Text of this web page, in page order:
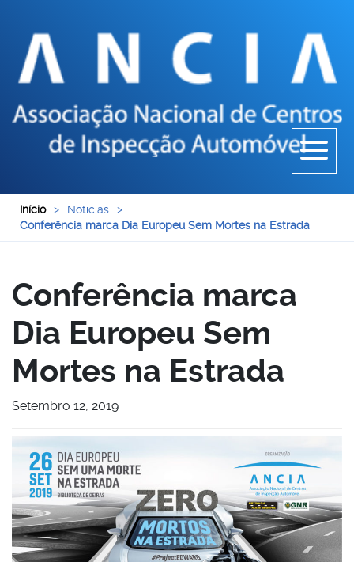
Início > Noticias
>
Conferência marca Dia Europeu Sem Mortes na Estrada
Conferência marca
Dia Europeu Sem
Mortes na Estrada
Setembro 12, 2019